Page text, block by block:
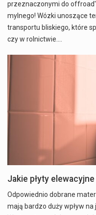
przeznaczonymi do
mylnego! Wózki unoszące
transportu bliskiego, które
czy w rolnictwie.…
Jakie płyty
Odpowiednio dobrane
mają bardzo duży wpływ